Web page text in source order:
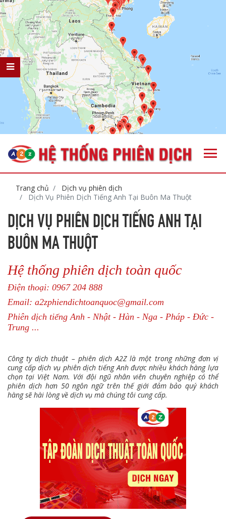
Trang chủ
Dịch vụ phiên dịch
Dịch Vụ Phiên Dịch Tiếng Anh Tại Buôn Ma Thuột
DỊCH VỤ PHIÊN DỊCH TIẾNG ANH TẠI
BUÔN MA THUỘT
Hệ thống phiên dịch toàn quốc
Điện thoại: 0967 204 888
Email: a2zphiendichtoanquoc@gmail.com
Phiên dịch tiếng Anh - Nhật - Hàn - Nga - Pháp - Đức -
Trung ...
Công ty dịch thuật – phiên dịch A2Z là một trong những đơn vị
cung cấp dịch vụ phiên dịch tiếng Anh được nhiều khách hàng lựa
chọn tại Việt Nam. Với đội ngũ nhân viên chuyên nghiệp có thể
phiên dịch hơn 50 ngôn ngữ trên thế giới đảm bảo quý khách
hàng sẽ hài lòng về dịch vụ mà chúng tôi cung cấp.